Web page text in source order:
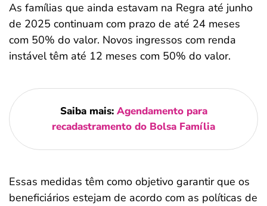
As famílias que ainda estavam na Regra até junho
de 2025 continuam com prazo de até 24 meses
com 50% do valor. Novos ingressos com renda
instável têm até 12 meses com 50% do valor.
Saiba mais: Agendamento para
recadastramento do Bolsa Família
Essas medidas têm como objetivo garantir que os
beneficiários estejam de acordo com as políticas de